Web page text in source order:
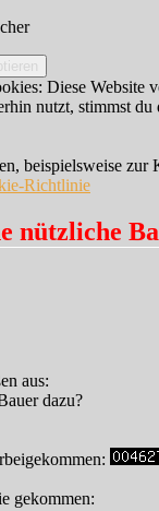
Diese Website
nutzt, stimmst
beispielsweise zur
Richtlinie
nützliche
aus:
dazu?
gekommen: